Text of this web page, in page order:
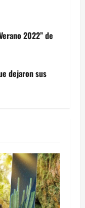
2022” de
dejaron sus